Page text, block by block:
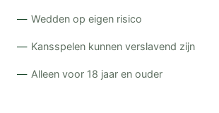
Wedden op eigen risico
Kansspelen kunnen verslavend zijn
Alleen voor 18 jaar en ouder